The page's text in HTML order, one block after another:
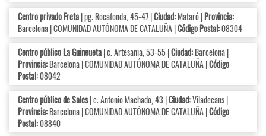
Centro privado Freta| pg. Rocafonda, 45-47 |Ciudad:Mataró |Provincia:
Barcelona | COMUNIDAD AUTÓNOMA DE CATALUÑA |Código Postal:08304
Centro público La Guineueta| c. Artesania, 53-55 |Ciudad:Barcelona |
Provincia:Barcelona | COMUNIDAD AUTÓNOMA DE CATALUÑA |Código
Postal:08042
Centro público de Sales| c. Antonio Machado, 43 |Ciudad:Viladecans |
Provincia:Barcelona | COMUNIDAD AUTÓNOMA DE CATALUÑA |Código
Postal:08840